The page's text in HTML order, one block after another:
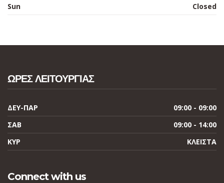
Sun
Closed
ΩΡΕΣ ΛΕΙΤΟΥΡΓΙΑΣ
ΔΕΥ-ΠΑΡ
09:00 - 09:00
ΣΑΒ
09:00 - 14:00
ΚΥΡ
ΚΛΕΙΣΤΑ
Connect with us